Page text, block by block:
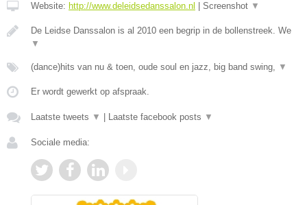
Website: http://www.deleidsedanssalon.nl Screenshot ▼
De Leidse Danssalon is al 2010 een begrip in de bollenstreek. We
▼
(dance)hits van nu & toen, oude soul en jazz, big band swing, ▼
Er wordt gewerkt op afspraak.
Laatste tweets ▼ Laatste facebook posts ▼
Sociale media: